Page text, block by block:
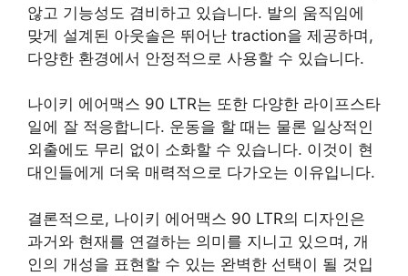
않고 기능성도 겸비하고 있습니다. 발의 움직임에
맞게 설계된 아웃솔은 뛰어난 traction을 제공하며,
다양한 환경에서 안정적으로 사용할 수 있습니다.
나이키 에어맥스 90 LTR는 또한 다양한 라이프스타
일에 잘 적응합니다. 운동을 할 때는 물론 일상적인
외출에도 무리 없이 소화할 수 있습니다. 이것이 현
대인들에게 더욱 매력적으로 다가오는 이유입니다.
결론적으로, 나이키 에어맥스 90 LTR의 디자인은
과거와 현재를 연결하는 의미를 지니고 있으며, 개
인의 개성을 표현할 수 있는 완벽한 선택이 될 것입